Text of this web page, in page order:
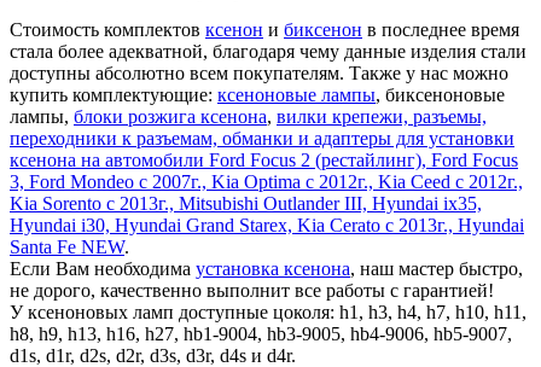
Стоимость комплектов ксенон и биксенон в последнее время
стала более адекватной, благодаря чему данные изделия стали
доступны абсолютно всем покупателям. Также у нас можно
купить комплектующие: ксеноновые лампы, биксеноновые
лампы, блоки розжига ксенона, вилки крепежи, разъемы,
переходники к разъемам, обманки и адаптеры для установки
ксенона на автомобили Ford Focus 2 (рестайлинг), Ford Focus
3, Ford Mondeo с 2007г., Kia Optima с 2012г., Kia Ceed с 2012г.,
Kia Sorento с 2013г., Mitsubishi Outlander III, Hyundai ix35,
Hyundai i30, Hyundai Grand Starex, Kia Cerato с 2013г., Hyundai
Santa Fe NEW.
Если Вам необходима установка ксенона, наш мастер быстро,
не дорого, качественно выполнит все работы с гарантией!
У ксеноновых ламп доступные цоколя: h1, h3, h4, h7, h10, h11,
h8, h9, h13, h16, h27, hb1-9004, hb3-9005, hb4-9006, hb5-9007,
d1s, d1r, d2s, d2r, d3s, d3r, d4s и d4r.